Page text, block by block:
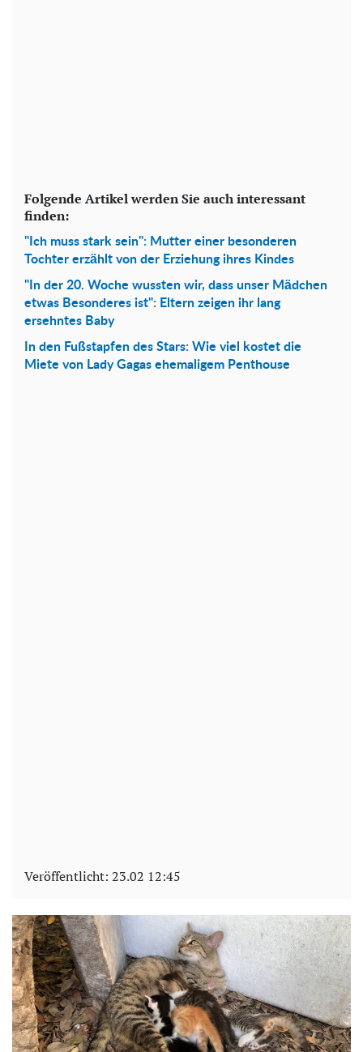
Folgende Artikel werden Sie auch interessant
finden:
"Ich muss stark sein": Mutter einer besonderen
Tochter erzählt von der Erziehung ihres Kindes
"In der 20. Woche wussten wir, dass unser Mädchen
etwas Besonderes ist": Eltern zeigen ihr lang
ersehntes Baby
In den Fußstapfen des Stars: Wie viel kostet die
Miete von Lady Gagas ehemaligem Penthouse
Veröffentlicht: 23.02 12:45